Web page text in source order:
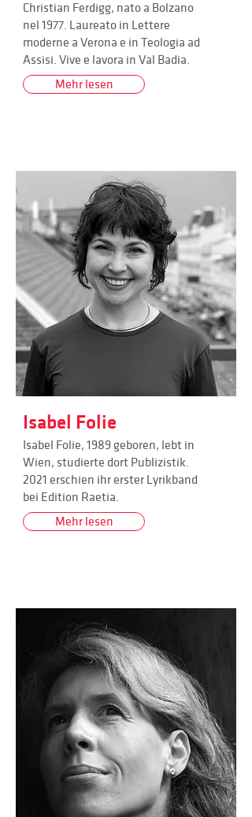
Christian Ferdigg, nato a Bolzano
nel 1977. Laureato in Lettere
moderne a Verona e in Teologia ad
Assisi. Vive e lavora in Val Badia.
Mehr lesen
Isabel Folie
Isabel Folie, 1989 geboren, lebt in
Wien, studierte dort Publizistik.
2021 erschien ihr erster Lyrikband
bei Edition Raetia.
Mehr lesen